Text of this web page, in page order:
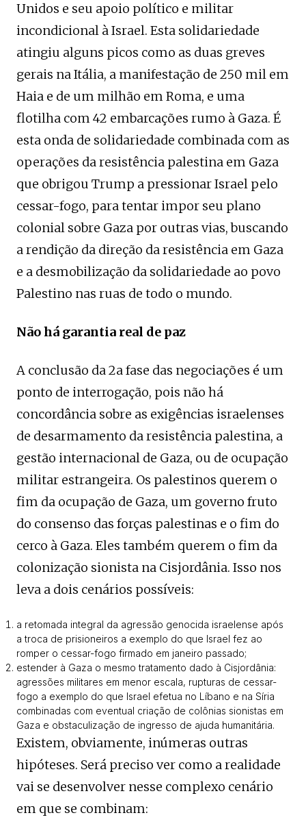
Unidos e seu apoio político e militar
incondicional à Israel. Esta solidariedade
atingiu alguns picos como as duas greves
gerais na Itália, a manifestação de 250 mil em
Haia e de um milhão em Roma, e uma
flotilha com 42 embarcações rumo à Gaza. É
esta onda de solidariedade combinada com as
operações da resistência palestina em Gaza
que obrigou Trump a pressionar Israel pelo
cessar-fogo, para tentar impor seu plano
colonial sobre Gaza por outras vias, buscando
a rendição da direção da resistência em Gaza
e a desmobilização da solidariedade ao povo
Palestino nas ruas de todo o mundo.
Não há garantia real de paz
A conclusão da 2a fase das negociações é um
ponto de interrogação, pois não há
concordância sobre as exigências israelenses
de desarmamento da resistência palestina, a
gestão internacional de Gaza, ou de ocupação
militar estrangeira. Os palestinos querem o
fim da ocupação de Gaza, um governo fruto
do consenso das forças palestinas e o fim do
cerco à Gaza. Eles também querem o fim da
colonização sionista na Cisjordânia. Isso nos
leva a dois cenários possíveis:
a retomada integral da agressão genocida israelense após
a troca de prisioneiros a exemplo do que Israel fez ao
romper o cessar-fogo firmado em janeiro passado;
estender à Gaza o mesmo tratamento dado à Cisjordânia:
agressões militares em menor escala, rupturas de cessar-
fogo a exemplo do que Israel efetua no Líbano e na Síria
combinadas com eventual criação de colônias sionistas em
Gaza e obstaculização de ingresso de ajuda humanitária.
Existem, obviamente, inúmeras outras
hipóteses. Será preciso ver como a realidade
vai se desenvolver nesse complexo cenário
em que se combinam: